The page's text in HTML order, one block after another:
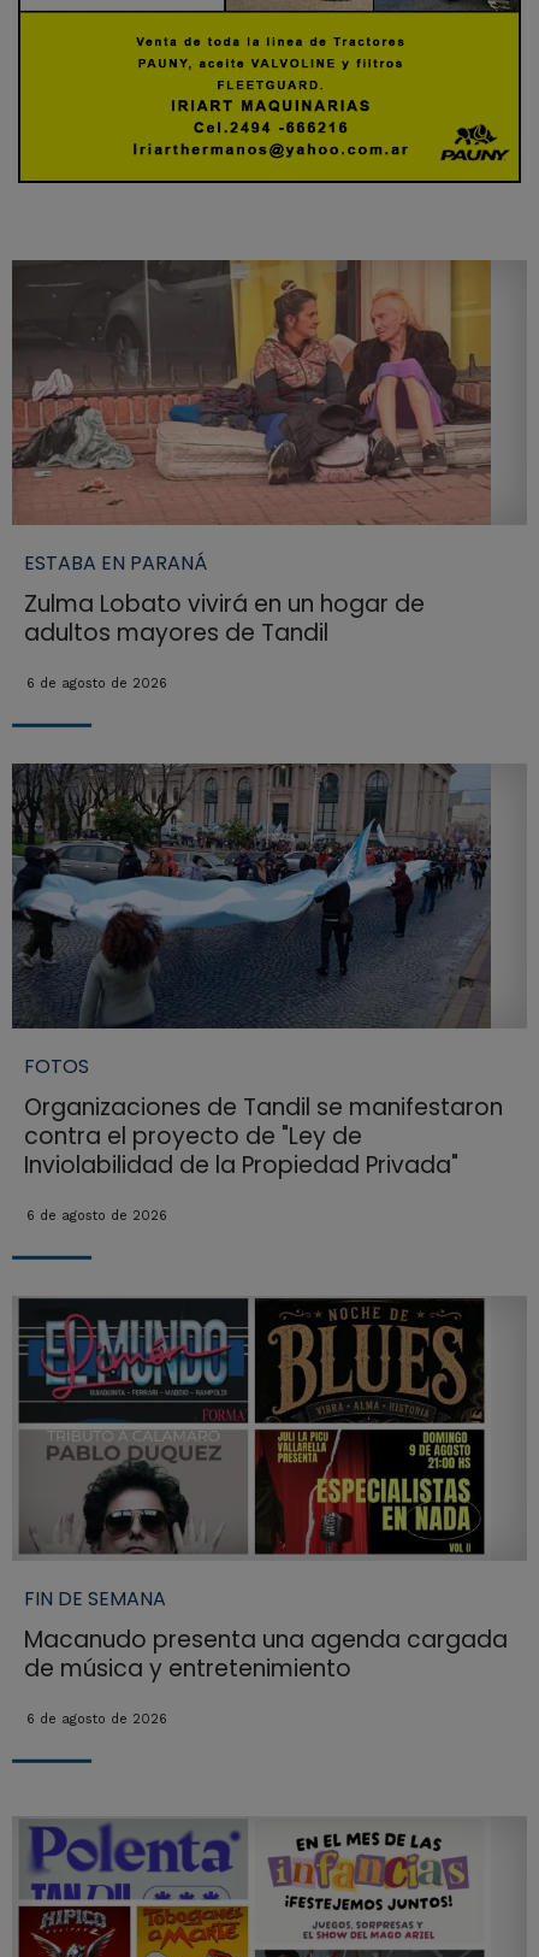
ESTABA EN PARANÁ
Zulma Lobato vivirá en un hogar de
adultos mayores de Tandil
6 de agosto de 2026
FOTOS
Organizaciones de Tandil se manifestaron
contra el proyecto de "Ley de
Inviolabilidad de la Propiedad Privada"
6 de agosto de 2026
FIN DE SEMANA
Macanudo presenta una agenda cargada
de música y entretenimiento
6 de agosto de 2026